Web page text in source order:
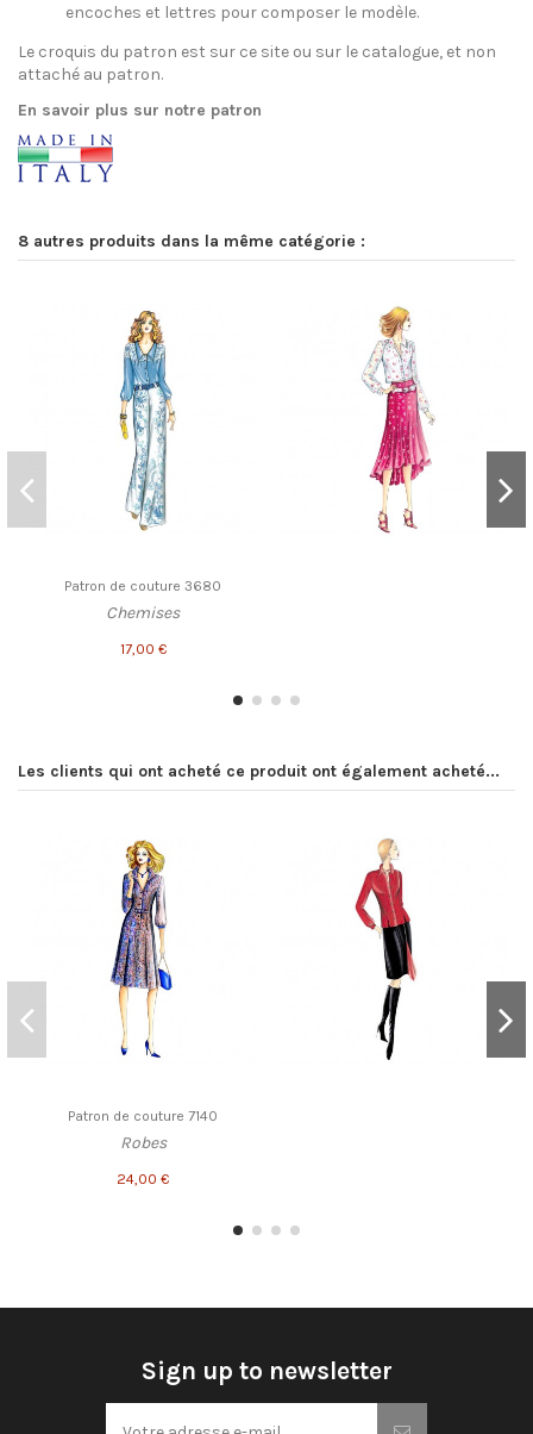
encoches et lettres pour composer le modèle.
Le croquis du patron est sur ce site ou sur le catalogue, et non
attaché au patron.
En savoir plus sur notre patron
8 autres produits dans la même catégorie :
Patron de couture 3680
Chemises
17,00 €
Les clients qui ont acheté ce produit ont également acheté...
Patron de couture 7140
Robes
24,00 €
Sign up to newsletter